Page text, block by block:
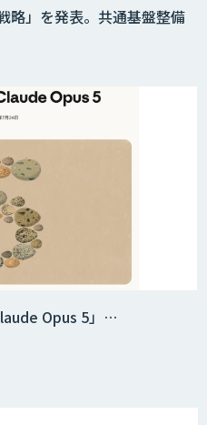
AI
・動画データセット販売・収
ライブレコーダー「ナウ
略」を発表。共通基盤整備
Opus 5」…